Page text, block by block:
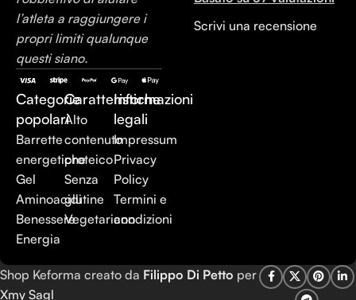
l’atleta a raggiungere i
propri limiti qualunque
questi siano.
Categorie
popolari
Barrette
energetiche
Gel
Aminoacidi
Benessere
Energia
Caratteristiche
Alto
contenuto
proteico
Senza
glutine
Vegetariano
Informazioni
legali
Impressum
Privacy
Policy
Termini e
condizioni
Scrivi una recensione
Shop Keforma creato da Filippo Di Petto per
Xmy Sagl